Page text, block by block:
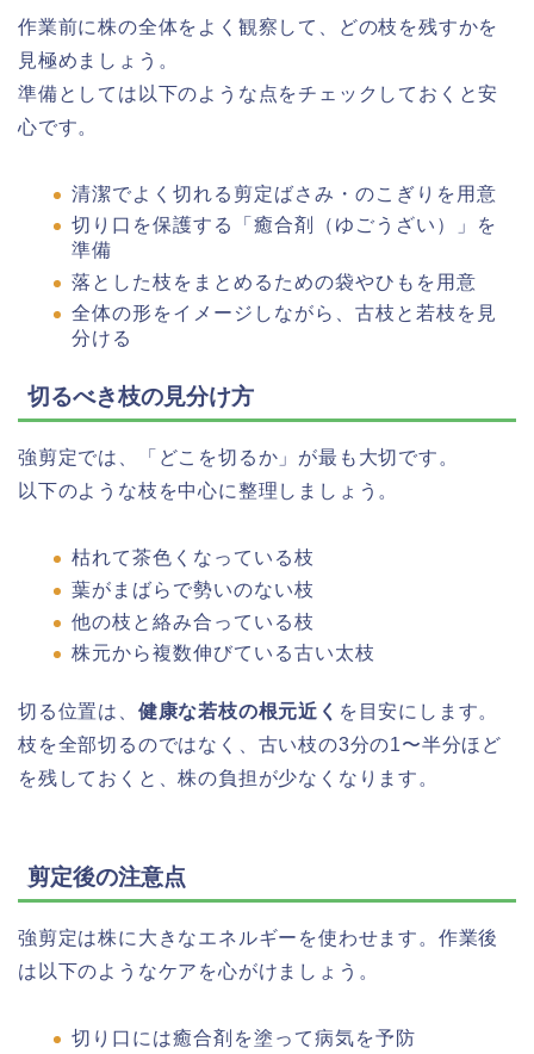
作業前に株の全体をよく観察して、どの枝を残すかを
見極めましょう。
準備としては以下のような点をチェックしておくと安
心です。
清潔でよく切れる剪定ばさみ・のこぎりを用意
切り口を保護する「癒合剤（ゆごうざい）」を
準備
落とした枝をまとめるための袋やひもを用意
全体の形をイメージしながら、古枝と若枝を見
分ける
切るべき枝の見分け方
強剪定では、「どこを切るか」が最も大切です。
以下のような枝を中心に整理しましょう。
枯れて茶色くなっている枝
葉がまばらで勢いのない枝
他の枝と絡み合っている枝
株元から複数伸びている古い太枝
切る位置は、 健康な若枝の根元近く を目安にします。
枝を全部切るのではなく、古い枝の3分の1〜半分ほど
を残しておくと、株の負担が少なくなります。
剪定後の注意点
強剪定は株に大きなエネルギーを使わせます。作業後
は以下のようなケアを心がけましょう。
切り口には癒合剤を塗って病気を予防